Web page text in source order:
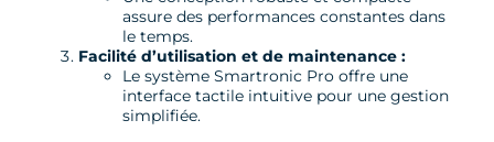
assure des performances constantes dans
le temps.
Facilité d’utilisation et de maintenance :
Le système Smartronic Pro offre une
interface tactile intuitive pour une gestion
simplifiée.